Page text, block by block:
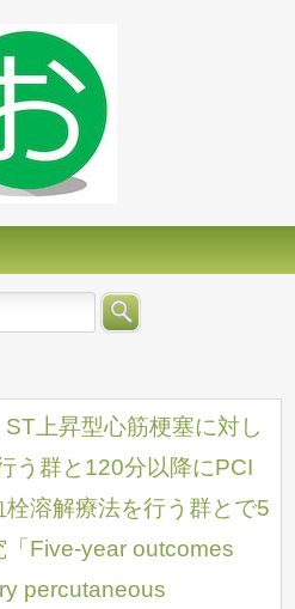
上昇型心筋梗塞に対し
う群と120分以降にPCI
溶解療法を行う群とで5
Five-year outcomes
percutaneous